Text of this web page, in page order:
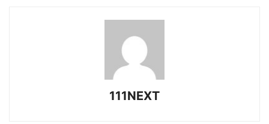
111NEXT